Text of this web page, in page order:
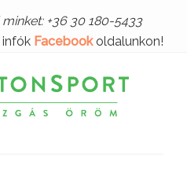
+36 30 180-5433
infók Facebookoldalunkon!